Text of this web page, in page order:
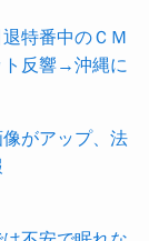
特番中のＣＭ
ト反響→沖縄に
がアップ、法